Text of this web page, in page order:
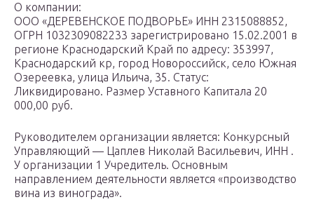
О компании:
ООО «ДЕРЕВЕНСКОЕ ПОДВОРЬЕ» ИНН 2315088852,
ОГРН 1032309082233 зарегистрировано 15.02.2001 в
регионе Краснодарский Край по адресу: 353997,
Краснодарский кр, город Новороссийск, село Южная
Озереевка, улица Ильича, 35. Статус:
Ликвидировано. Размер Уставного Капитала 20
000,00 руб.
Руководителем организации является: Конкурсный
Управляющий — Цаплев Николай Васильевич, ИНН .
У организации 1 Учредитель. Основным
направлением деятельности является «производство
вина из винограда».